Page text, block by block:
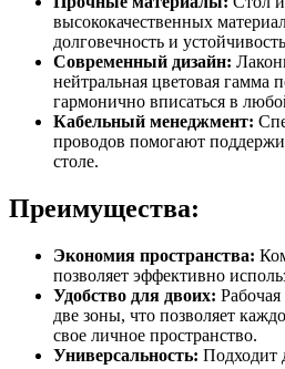
высококачественных
долговечность и
Современный дизайн:
нейтральная цветовая гамма
гармонично вписаться в
Кабельный менеджмент:
проводов помогают
столе.
Преимущества:
Экономия пространства:
позволяет эффективно
Удобство для двоих: Рабочая
две зоны, что позволяет
свое личное пространство.
Универсальность: Подходит